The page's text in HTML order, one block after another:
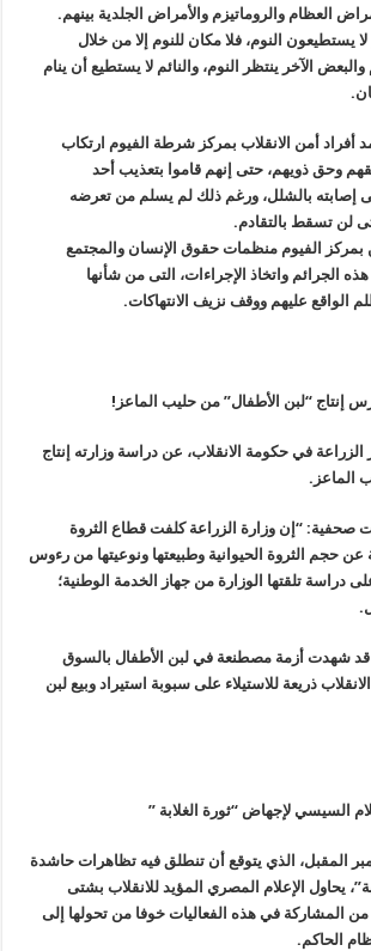
العظام والروماتيزم والأمراض الجلدية بينهم.
يستطيعون النوم، فلا مكان للنوم إلا من خلال
والبعض الآخر ينتظر النوم، والنائم لا يستطيع أن ينام
.
أمن الانقلاب بمركز شرطة الفيوم ارتكاب
وحق ذويهم، حتى إنهم قاموا بتعذيب أحد
إصابته بالشلل، ورغم ذلك لم يسلم من تعرضه
لن تسقط بالتقادم.
بمركز الفيوم منظمات حقوق الإنسان والمجتمع
الجرائم واتخاذ الإجراءات، التى من شأنها
الواقع عليهم ووقف نزيف الانتهاكات.
إنتاج “لبن الأطفال” من حليب الماعز !
في حكومة الانقلاب، عن دراسة وزارته إنتاج
الماعز .
صحفية: “إن وزارة الزراعة كلفت قطاع الثروة
عن حجم الثروة الحيوانية وطبيعتها ونوعيتها من رءوس
دراسة تلقتها الوزارة من جهاز الخدمة الوطنية؛
.
قد شهدت أزمة مصطنعة في لبن الأطفال بالسوق
ذريعة للاستيلاء على سبوبة استيراد وبيع لبن
السيسي لإجهاض“ثورة الغلابة ”
يوم 11 نوفمبر المقبل، الذي يتوقع أن تنطلق فيه تظاهرات حاشدة
يحاول الإعلام المصري المؤيد للانقلاب بشتى
المشاركة في هذه الفعاليات خوفا من تحولها إلى
الحاكم.